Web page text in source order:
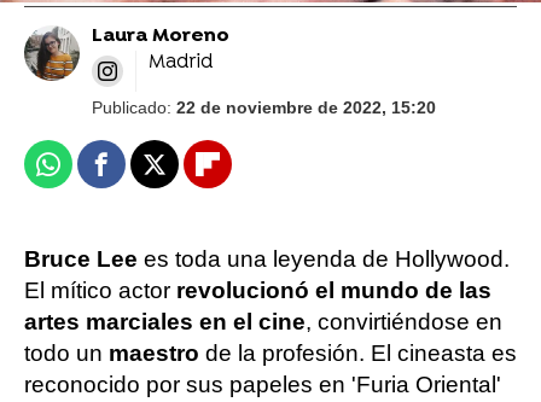
Laura Moreno
Madrid
Publicado: 22 de noviembre de 2022, 15:20
WhatsappFacebook
X Flipboard
Bruce Lee es toda una leyenda de Hollywood.
El mítico actor revolucionó el mundo de las
artes marciales en el cine, convirtiéndose en
todo un maestro de la profesión. El cineasta es
reconocido por sus papeles en 'Furia Oriental'